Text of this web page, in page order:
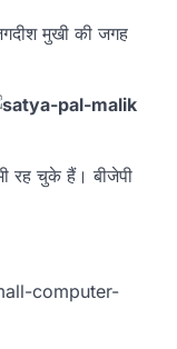
मुखी की जगह
रह चुके हैं। बीजेपी